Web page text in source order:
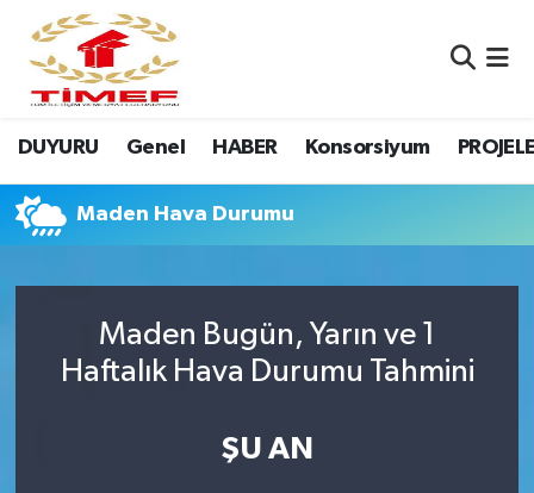
DUYURU Genel HABER Konsorsiyum
Maden Hava Durumu
Maden Bugün, Yarın ve 1
Haftalık Hava Durumu Tahmini
ŞU AN
Anasayfa Kutu
Anasayfa Manşet
Canlı Yayın
Erasmus
Nöbetçi Eczaneler
Hava Durumu
Namaz Vakitleri
Süper Lig Puan Durumu ve Fikstür
Son Dakika Haberleri